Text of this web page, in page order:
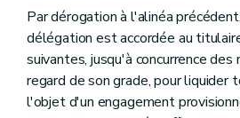
Par dérogation à l'alinéa
délégation est accordée au
suivantes, jusqu'à concurrence
regard de son grade, pour liquider
l'objet d'un engagement